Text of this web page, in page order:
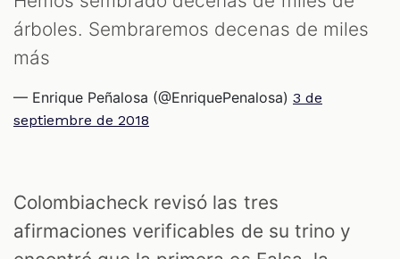
árboles. Sembraremos decenas de miles
más
— Enrique Peñalosa (@EnriquePenalosa) 3 de
septiembre de 2018
Colombiacheck revisó las tres
afirmaciones verificables de su trino y